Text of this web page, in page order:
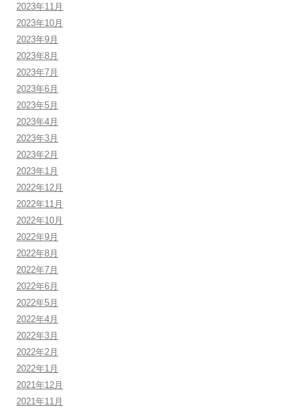
2023年11月
2023年10月
2023年9月
2023年8月
2023年7月
2023年6月
2023年5月
2023年4月
2023年3月
2023年2月
2023年1月
2022年12月
2022年11月
2022年10月
2022年9月
2022年8月
2022年7月
2022年6月
2022年5月
2022年4月
2022年3月
2022年2月
2022年1月
2021年12月
2021年11月